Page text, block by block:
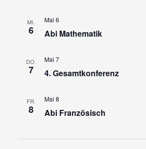
MI.
6 Abi Mathematik
Mai 6
DO.
7 4. Gesamtkonferenz
Mai 7
FR.
8 Abi Französisch
Mai 8